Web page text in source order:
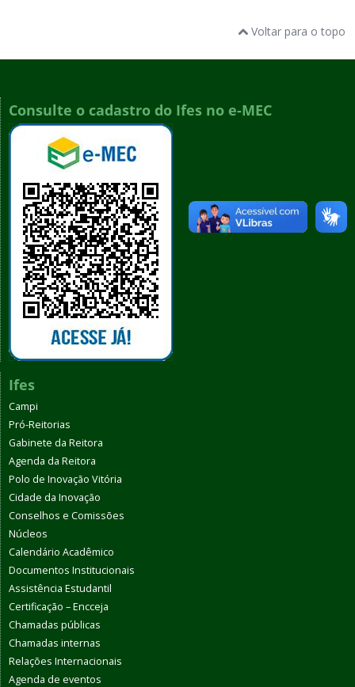
Voltar para o topo
Consulte o cadastro do Ifes no e-MEC
Ifes
Campi
Pró-Reitorias
Gabinete da Reitora
Agenda da Reitora
Polo de Inovação Vitória
Cidade da Inovação
Conselhos e Comissões
Núcleos
Calendário Acadêmico
Documentos Institucionais
Assistência Estudantil
Certificação – Encceja
Chamadas públicas
Chamadas internas
Relações Internacionais
Agenda de eventos